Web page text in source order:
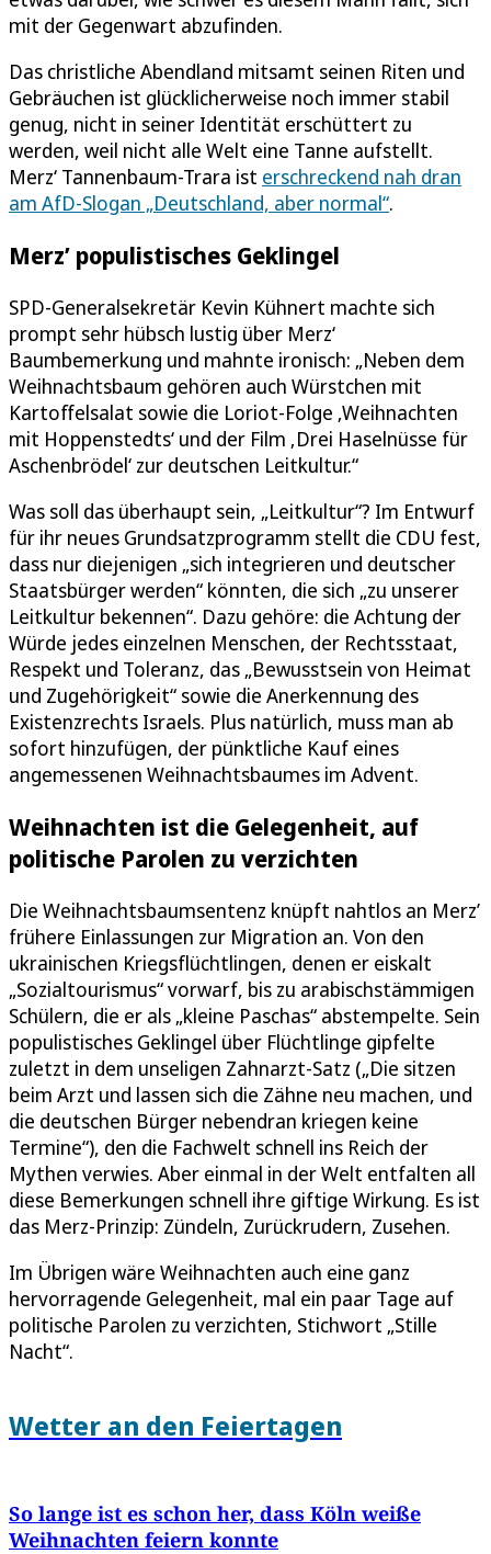
mit der Gegenwart abzufinden.
Das christliche Abendland mitsamt seinen Riten und
Gebräuchen ist glücklicherweise noch immer stabil
genug, nicht in seiner Identität erschüttert zu
werden, weil nicht alle Welt eine Tanne aufstellt.
Merz‘ Tannenbaum-Trara ist erschreckend nah dran
am AfD-Slogan „Deutschland, aber normal“.
Merz’ populistisches Geklingel
SPD-Generalsekretär Kevin Kühnert machte sich
prompt sehr hübsch lustig über Merz‘
Baumbemerkung und mahnte ironisch: „Neben dem
Weihnachtsbaum gehören auch Würstchen mit
Kartoffelsalat sowie die Loriot-Folge ‚Weihnachten
mit Hoppenstedts‘ und der Film ‚Drei Haselnüsse für
Aschenbrödel‘ zur deutschen Leitkultur.“
Was soll das überhaupt sein, „Leitkultur“? Im Entwurf
für ihr neues Grundsatzprogramm stellt die CDU fest,
dass nur diejenigen „sich integrieren und deutscher
Staatsbürger werden“ könnten, die sich „zu unserer
Leitkultur bekennen“. Dazu gehöre: die Achtung der
Würde jedes einzelnen Menschen, der Rechtsstaat,
Respekt und Toleranz, das „Bewusstsein von Heimat
und Zugehörigkeit“ sowie die Anerkennung des
Existenzrechts Israels. Plus natürlich, muss man ab
sofort hinzufügen, der pünktliche Kauf eines
angemessenen Weihnachtsbaumes im Advent.
Weihnachten ist die Gelegenheit, auf
politische Parolen zu verzichten
Die Weihnachtsbaumsentenz knüpft nahtlos an Merz’
frühere Einlassungen zur Migration an. Von den
ukrainischen Kriegsflüchtlingen, denen er eiskalt
„Sozialtourismus“ vorwarf, bis zu arabischstämmigen
Schülern, die er als „kleine Paschas“ abstempelte. Sein
populistisches Geklingel über Flüchtlinge gipfelte
zuletzt in dem unseligen Zahnarzt-Satz („Die sitzen
beim Arzt und lassen sich die Zähne neu machen, und
die deutschen Bürger nebendran kriegen keine
Termine“), den die Fachwelt schnell ins Reich der
Mythen verwies. Aber einmal in der Welt entfalten all
diese Bemerkungen schnell ihre giftige Wirkung. Es ist
das Merz-Prinzip: Zündeln, Zurückrudern, Zusehen.
Im Übrigen wäre Weihnachten auch eine ganz
hervorragende Gelegenheit, mal ein paar Tage auf
politische Parolen zu verzichten, Stichwort „Stille
Nacht“.
Wetter an den Feiertagen
So lange ist es schon her, dass Köln weiße
Weihnachten feiern konnte